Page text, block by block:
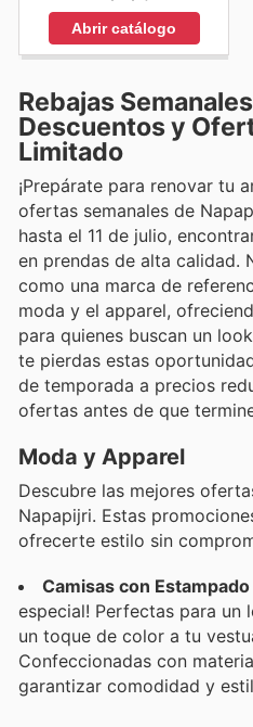
Abrir catálogo
Rebajas
Descuentos y
Limitado
¡Prepárate para renovar tu
ofertas semanales de
hasta el 11 de julio,
en prendas de alta calidad.
como una marca de
moda y el apparel,
para quienes buscan un
te pierdas estas
de temporada a precios
ofertas antes de que
Moda y Apparel
Descubre las mejores
Napapijri. Estas
ofrecerte estilo sin
Camisas con
especial! Perfectas para un
un toque de color a tu
Confeccionadas con
garantizar comodidad y